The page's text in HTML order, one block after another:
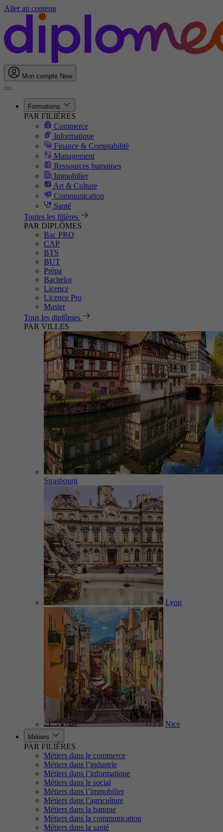
Aller au contenu
Mon compte New
Formations
PAR FILIÈRES
Commerce
Informatique
Finance & Comptabilité
Management
Ressources humaines
Immobilier
Art & Culture
Communication
Santé
Toutes les filières
PAR DIPLÔMES
Bac PRO
CAP
BTS
BUT
Prépa
Bachelor
Licence
Licence Pro
Master
Tous les diplômes
PAR VILLES
Strasbourg
Lyon
Nice
Métiers
PAR FILIÈRES
Métiers dans le commerce
Métiers dans l’industrie
Métiers dans l’informatique
Métiers dans le social
Métiers dans l’immobilier
Métiers dans l’agriculture
Métiers dans la banque
Métiers dans la communication
Métiers dans la santé